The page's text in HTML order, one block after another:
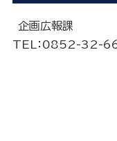
企画広報課
TEL
：0852-32-